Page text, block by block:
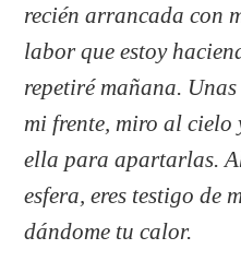
recién arrancada con
labor que estoy
repetiré mañana.
mi frente, miro al cielo
ella para apartarlas.
esfera, eres testigo de
dándome tu calor.